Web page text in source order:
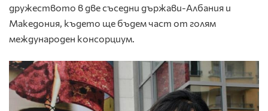
дружеството в две съседни държави-Албания и
Македония, където ще бъдем част от голям
международен консорциум.